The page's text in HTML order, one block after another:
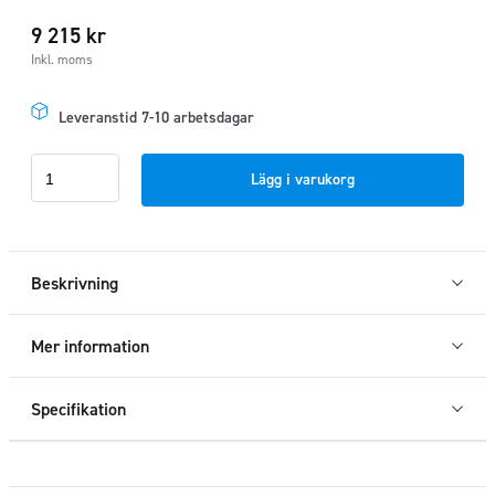
9 215 kr
Inkl. moms
Leveranstid 7-10 arbetsdagar
L1
2021+
Lägg i varukorg
Beskrivning
Mer information
Specifikation